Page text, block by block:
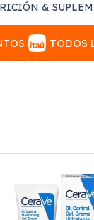
&
TODOS